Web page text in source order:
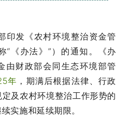
印发《农村环境整治资金管
“《办法》”）的通知。《办
由财政部会同生态环境部管
年 ，期满后根据法律、行政
及农村环境整治工作形势的
实施和延续期限。